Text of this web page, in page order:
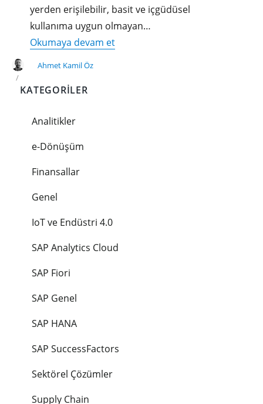
yerden erişilebilir, basit ve içgüdüsel
kullanıma uygun olmayan…
Okumaya devam et"Yeni
Ahmet Kamil Öz
KATEGORILER
Analitikler
e-Dönüşüm
Finansallar
Genel
IoT ve Endüstri 4.0
SAP Analytics Cloud
SAP Fiori
SAP Genel
SAP HANA
SAP SuccessFactors
Sektörel Çözümler
Supply Chain